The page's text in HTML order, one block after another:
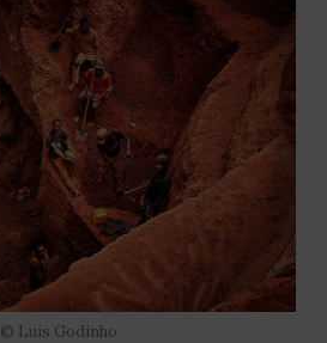
© Luís Godinho